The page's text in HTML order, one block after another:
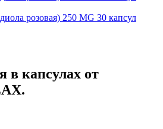
в капсулах от